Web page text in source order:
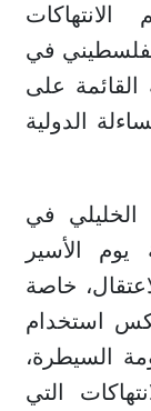
في
على
الدولية
في
الأسير
خاصة
أكتوبر 2023، يعكس استخدام
السيطرة،
التي